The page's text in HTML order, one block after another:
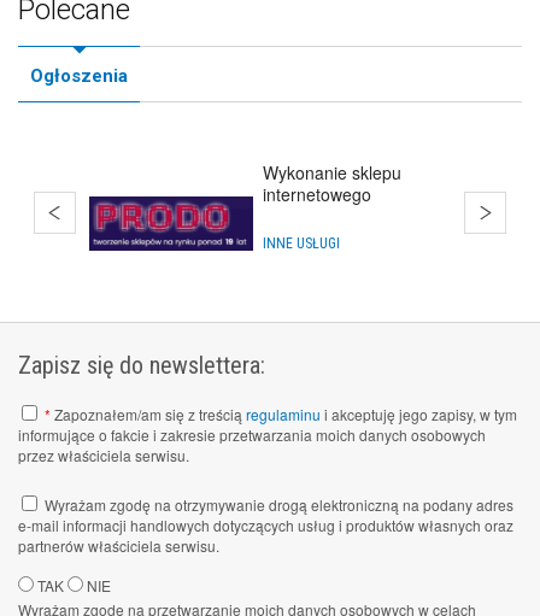
Polecane
Ogłoszenia
Wykonanie sklepu
internetowego
INNE USŁUGI
Zapisz się do newslettera:
* Zapoznałem/am się z treścią regulaminu i akceptuję jego zapisy, w tym
informujące o fakcie i zakresie przetwarzania moich danych osobowych
przez właściciela serwisu.
Wyrażam zgodę na otrzymywanie drogą elektroniczną na podany adres
e-mail informacji handlowych dotyczących usług i produktów własnych oraz
partnerów właściciela serwisu.
TAK
NIE
Wyrażam zgodę na przetwarzanie moich danych osobowych w celach